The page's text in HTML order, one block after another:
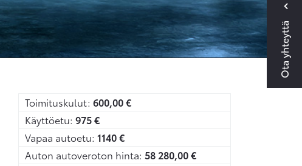
Ota yhteyttä
Toimituskulut: 600,00€
Käyttöetu: 975€
Vapaa autoetu: 1140€
Auton autoveroton hinta: 58 280,00€